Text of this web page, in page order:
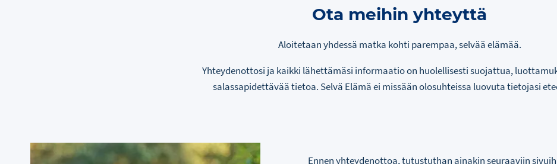
Ota meihin yhteyttä
Aloitetaan yhdessä matka kohti parempaa, selvää elämää.
Yhteydenottosi ja kaikki lähettämäsi informaatio on huolellisesti suojattua,
salassapidettävää tietoa. Selvä Elämä ei missään olosuhteissa luovuta tietojasi
Ennen yhteydenottoa, tutustuthan ainakin seuraaviin